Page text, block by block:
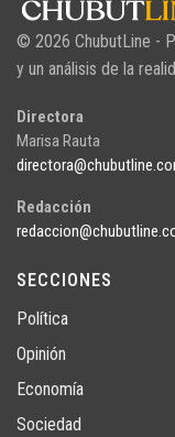
© 2026 ChubutLine -
y un análisis de la
Directora
Marisa Rauta
Redacción
SECCIONES
Política
Opinión
Economía
Sociedad